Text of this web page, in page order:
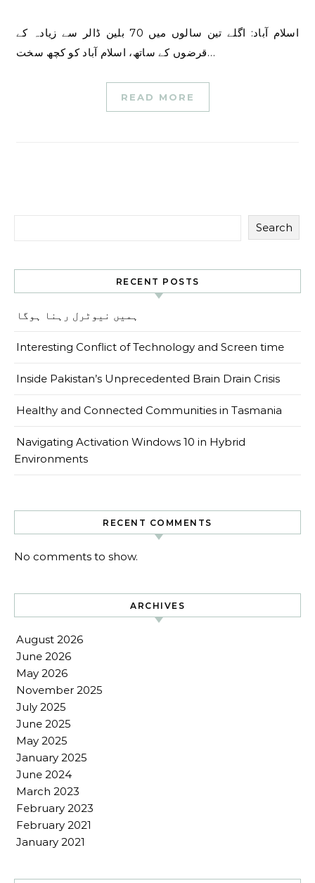
اسلام آباد: اگلے تین سالوں میں 70 بلین ڈالر سے زیادہ کے
قرضوں کے ساتھ، اسلام آباد کو کچھ سخت…
READ MORE
Search
RECENT POSTS
ہمیں نیوٹرل رہنا ہوگا
Interesting Conflict of Technology and Screen time
Inside Pakistan’s Unprecedented Brain Drain Crisis
Healthy and Connected Communities in Tasmania
Navigating Activation Windows 10 in Hybrid
Environments
RECENT COMMENTS
No comments to show.
ARCHIVES
August 2026
June 2026
May 2026
November 2025
July 2025
June 2025
May 2025
January 2025
June 2024
March 2023
February 2023
February 2021
January 2021